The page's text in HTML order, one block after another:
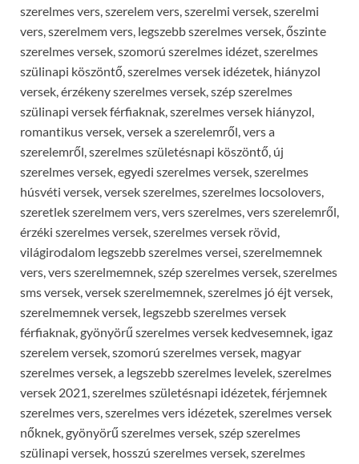
szerelmes vers, szerelem vers, szerelmi versek, szerelmi
vers, szerelmem vers, legszebb szerelmes versek, őszinte
szerelmes versek, szomorú szerelmes idézet, szerelmes
szülinapi köszöntő, szerelmes versek idézetek, hiányzol
versek, érzékeny szerelmes versek, szép szerelmes
szülinapi versek férfiaknak, szerelmes versek hiányzol,
romantikus versek, versek a szerelemről, vers a
szerelemről, szerelmes születésnapi köszöntő, új
szerelmes versek, egyedi szerelmes versek, szerelmes
húsvéti versek, versek szerelmes, szerelmes locsolovers,
szeretlek szerelmem vers, vers szerelmes, vers szerelemről,
érzéki szerelmes versek, szerelmes versek rövid,
világirodalom legszebb szerelmes versei, szerelmemnek
vers, vers szerelmemnek, szép szerelmes versek, szerelmes
sms versek, versek szerelmemnek, szerelmes jó éjt versek,
szerelmemnek versek, legszebb szerelmes versek
férfiaknak, gyönyörű szerelmes versek kedvesemnek, igaz
szerelem versek, szomorú szerelmes versek, magyar
szerelmes versek, a legszebb szerelmes levelek, szerelmes
versek 2021, szerelmes születésnapi idézetek, férjemnek
szerelmes vers, szerelmes vers idézetek, szerelmes versek
nőknek, gyönyörű szerelmes versek, szép szerelmes
szülinapi versek, hosszú szerelmes versek, szerelmes